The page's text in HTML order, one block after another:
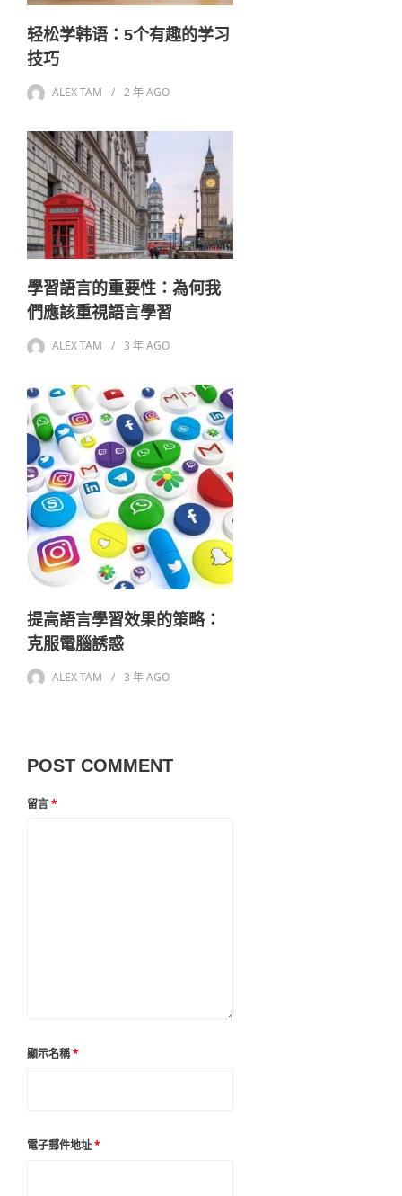
轻松学韩语：5个有趣的学习
技巧
ALEX TAM 2 年AGO
學習語言的重要性：為何我
們應該重視語言學習
ALEX TAM 3 年AGO
提高語言學習效果的策略：
克服電腦誘惑
ALEX TAM 3 年AGO
POST COMMENT
留言*
顯示名稱*
電子郵件地址*